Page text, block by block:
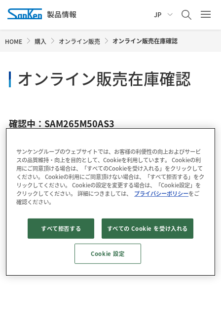
JP
HOME 購入 オンライン販売 オンライン販売在庫確認
オンライン販売在庫確認
確認中：SAM265M50AS3
サンケングループのウェブサイトでは、お客様の利便性の向上およびサービ
スの品質維持・向上を目的として、Cookieを利用しています。 Cookieの利
用にご同意頂ける場合は、「すべてのCookieを受け入れる」をクリックして
ください。 Cookieの利用にご同意頂けない場合は、「すべて拒否する」をク
リックしてください。 Cookieの設定を変更する場合は、「Cookie設定」を
クリックしてください。 詳細につきましては、
プライバシーポリシーをご
確認ください。
すべて拒否する すべての Cookie を受け入れる
Cookie 設定